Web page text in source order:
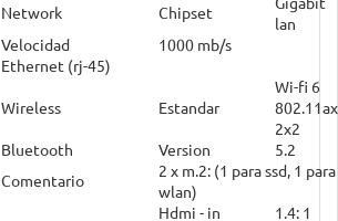
Network
Chipset
lan
Velocidad
1000 mb/s
Ethernet (rj-45)
Wireless Estandar
Wi-fi 6
802.11ax
2x2
Bluetooth
Version
5.2
Comentario
2 x m.2: (1 para ssd, 1 para
wlan)
Hdmi - in
1.4: 1